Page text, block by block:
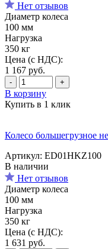
Нет отзывов
Диаметр колеса
100 мм
Нагрузка
350 кг
Цена (с НДС):
1 167 руб.
- +
В корзину
Купить в 1 клик
Колесо большегрузное
Артикул: ED01HKZ100
В наличии
Нет отзывов
Диаметр колеса
100 мм
Нагрузка
350 кг
Цена (с НДС):
1 631 руб.